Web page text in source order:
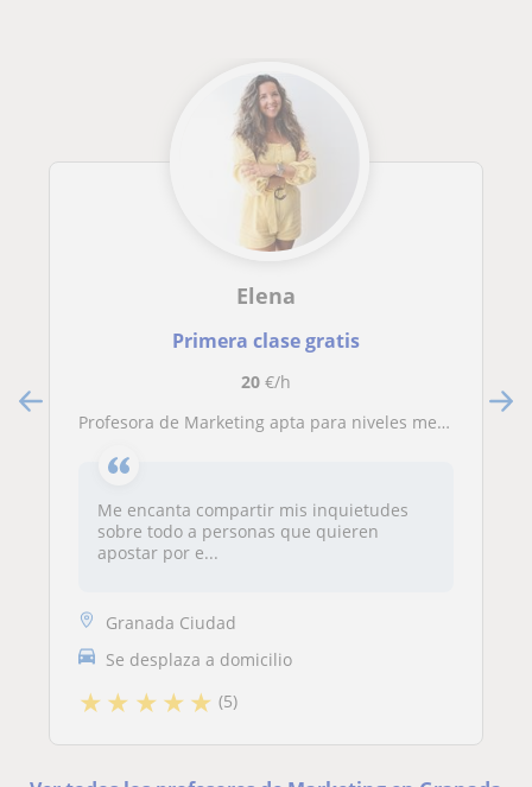
Elena
Primera clase gratis
20€/h
Profesora de Marketing apta para niveles medios y superiores.
Me encanta compartir mis inquietudes
sobre todo a personas que quieren
apostar por e...
Granada Ciudad
Se desplaza a domicilio
★★ ★★★ (5)